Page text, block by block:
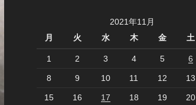
2021年11月
月
火 水 木 金 土
1 2 3 4 5 6
8 9 10 11 12 13
15 16 17 18 19 20